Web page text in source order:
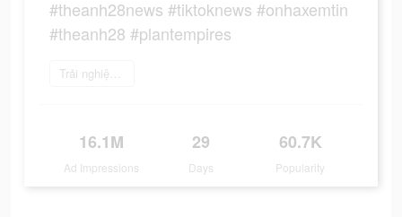
#theanh28news #tiktoknews #onhaxemtin
#theanh28 #plantempires
Trải nghiệm ngay
16.1M
Ad Impressions
29
Days
60.7K
Popularity